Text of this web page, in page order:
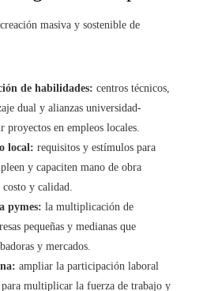
masiva y sostenible de
de habilidades: centros técnicos,
dual y alianzas universidad-
proyectos en empleos locales.
local: requisitos y estímulos para
y capaciten mano de obra
y calidad.
pymes: la multiplicación de
pequeñas y medianas que
y mercados.
ampliar la participación laboral
para multiplicar la fuerza de trabajo y